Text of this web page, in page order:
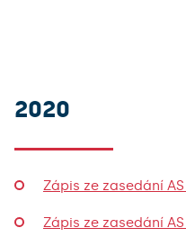
Zápis ze zasedání AS UK
2020
Zápis ze zasedání
Zápis ze zasedání